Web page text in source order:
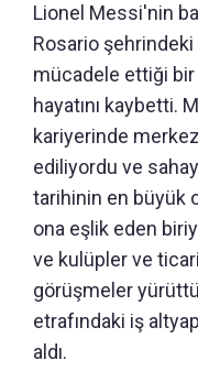
Lionel Messi'nin
Rosario
mücadele ettiği bir
hayatını kaybetti.
kariyerinde
ediliyordu ve
tarihinin en büyük
ona eşlik eden
ve kulüpler ve
görüşmeler yürüttü
etrafındaki iş
aldı.